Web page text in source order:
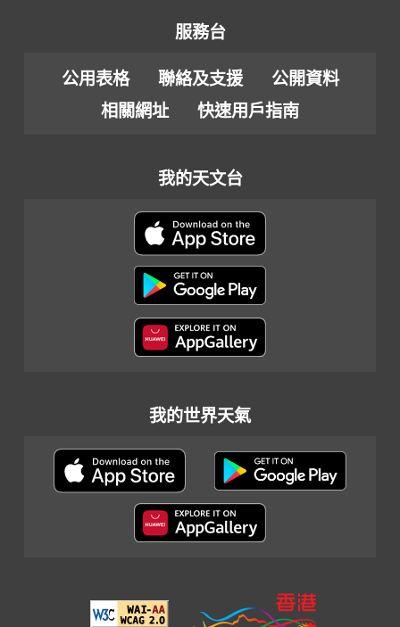
服務台
公用表格 聯絡及支援
公開資料
相關網址
快速用戶指南
我的天文台
我的世界天氣